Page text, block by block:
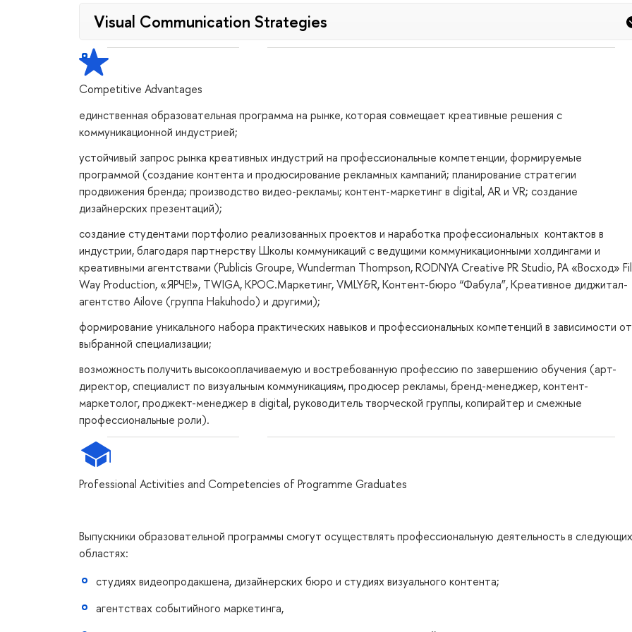
Visual Communication Strategies
Competitive Advantages
единственная образовательная программа на рынке, которая совмещает креативные решения с
коммуникационной индустрией;
устойчивый запрос рынка креативных индустрий на профессиональные компетенции, формируемые
программой (создание контента и продюсирование рекламных кампаний; планирование стратегии
продвижения бренда; производство видео-рекламы; контент-маркетинг в digital, AR и VR; создание
дизайнерских презентаций);
создание студентами портфолио реализованных проектов и наработка профессиональных контактов в
индустрии, благодаря партнерству Школы коммуникаций с ведущими коммуникационными холдингами и
креативными агентствами (Publicis Groupe, Wunderman Thompson, RODNYA Creative PR Studio, РА «Восход»
Way Production, «ЯРЧЕ!», TWIGA, КРОС.Маркетинг, VMLY&R, Контент-бюро “Фабула”, Креативное диджитал-
агентство Ailove (группа Hakuhodo) и другими);
формирование уникального набора практических навыков и профессиональных компетенций в зависимости от
выбранной специализации;
возможность получить высокооплачиваемую и востребованную профессию по завершению обучения (арт-
директор, специалист по визуальным коммуникациям, продюсер рекламы, бренд-менеджер, контент-
маркетолог, проджект-менеджер в digital, руководитель творческой группы, копирайтер и смежные
профессиональные роли).
Professional Activities and Competencies of Programme Graduates
Выпускники образовательной программы смогут осуществлять профессиональную деятельность в следующих
областях:
студиях видеопродакшена, дизайнерских бюро и студиях визуального контента;
агентствах событийного маркетинга,